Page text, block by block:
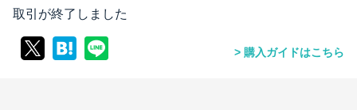
取引が終了しました
購入ガイドはこちら